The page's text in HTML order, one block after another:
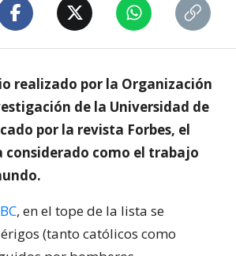
realizado por la Organización
de la Universidad de
por la revista Forbes, el
considerado como el trabajo
, en el tope de la lista se
(tanto católicos como